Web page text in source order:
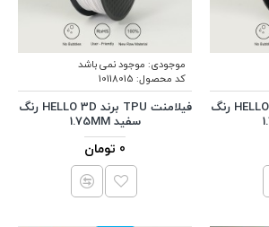
فیلامنت TPU برند HELLO 3D رنگ
موجودی: موجود نمی باشد
کد محصول: 10118015
فیلامنت TPU برند HELLO 3D رنگ
سفید 1.75MM
0 تومان